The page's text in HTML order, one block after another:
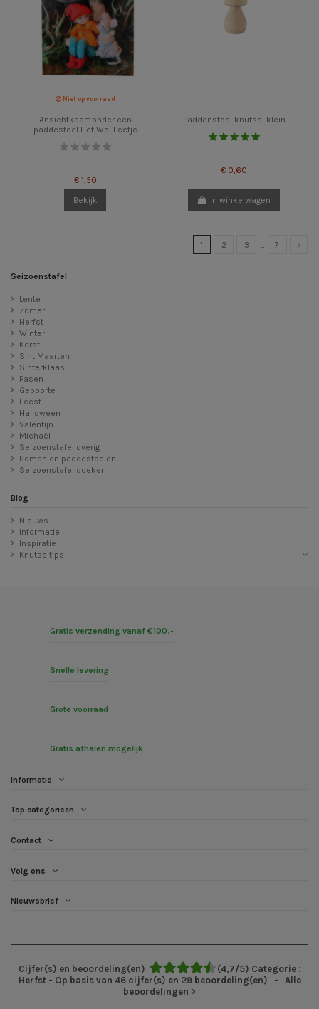
Niet op voorraad
Ansichtkaart onder een
paddestoel Het Wol Feetje
€ 1,50
Bekijk
Paddenstoel knutsel klein
€ 0,60
In winkelwagen
1 2 3 7
Seizoenstafel
Lente
Zomer
Herfst
Winter
Kerst
Sint Maarten
Sinterklaas
Pasen
Geboorte
Feest
Halloween
Valentijn
Michaël
Seizoenstafel overig
Bomen en paddestoelen
Seizoenstafel doeken
Blog
Nieuws
Informatie
Inspiratie
Knutseltips
Gratis verzending vanaf €100,-
Snelle levering
Grote voorraad
Gratis afhalen mogelijk
Informatie
Top categorieën
Contact
Volg ons
Nieuwsbrief
Cijfer(s) en beoordeling(en) (4,7/5) Categorie :
Herfst- Op basis van 46cijfer(s) en 29beoordeling(en)
- Alle
beoordelingen >